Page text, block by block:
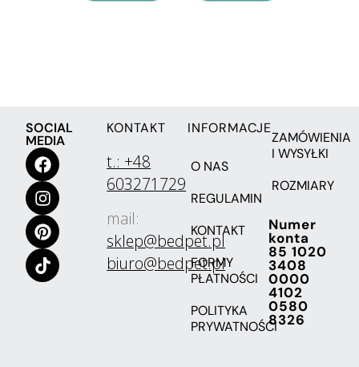
SOCIAL
MEDIA
KONTAKT
t.: +48
603271729
mail:
sklep@bedpet.pl
biuro@bedpet.pl
INFORMACJE
O NAS
REGULAMIN
KONTAKT
FORMY
PŁATNOŚCI
POLITYKA
PRYWATNOŚCI
ZAMÓWIENIA
I WYSYŁKI
ROZMIARY
Numer
konta
85 1020
3408
0000
4102
0580
8326